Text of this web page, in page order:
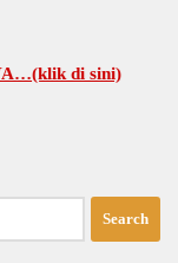
di sini)